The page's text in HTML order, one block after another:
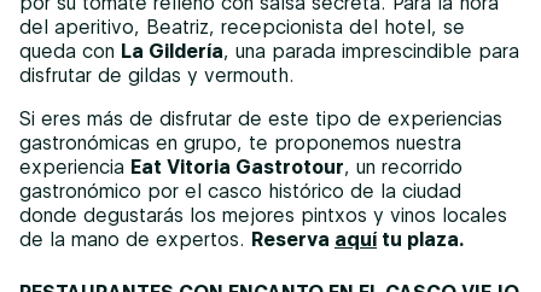
del aperitivo, Beatriz, recepcionista del hotel, se
queda con La Gildería, una parada imprescindible para
disfrutar de gildas y vermouth.
Si eres más de disfrutar de este tipo de experiencias
gastronómicas en grupo, te proponemos nuestra
experiencia Eat Vitoria Gastrotour, un recorrido
gastronómico por el casco histórico de la ciudad
donde degustarás los mejores pintxos y vinos locales
de la mano de expertos. Reserva aquí tu plaza.